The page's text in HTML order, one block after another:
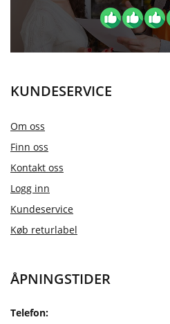
KUNDESERVICE
Om oss
Finn oss
Kontakt oss
Logg inn
Kundeservice
Køb returlabel
ÅPNINGSTIDER
Telefon: